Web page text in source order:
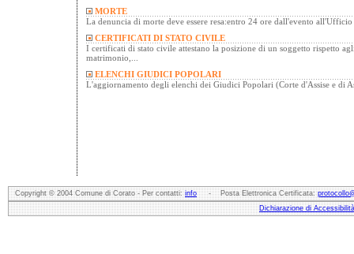
MORTE
La denuncia di morte deve essere resa:entro 24 ore dall'evento
CERTIFICATI DI STATO CIVILE
I certificati di stato civile attestano la posizione di un soggetto rispetto
matrimonio,...
ELENCHI GIUDICI POPOLARI
L'aggiornamento degli elenchi dei Giudici Popolari (Corte d'Assise e di
Copyright © 2004 Comune di Corato - Per contatti:info- Posta Elettronica Certificata:
Dichiarazione di Accessibilità